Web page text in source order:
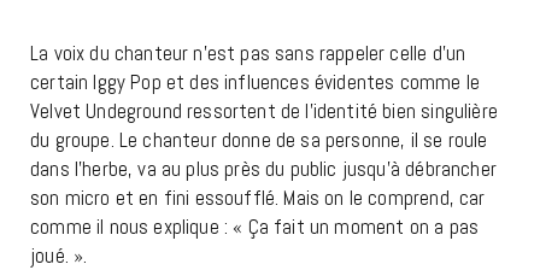
La voix du chanteur n’est pas sans rappeler celle d’un
certain Iggy Pop et des influences évidentes comme le
Velvet Undeground ressortent de l’identité bien singulière
du groupe. Le chanteur donne de sa personne, il se roule
dans l’herbe, va au plus près du public jusqu’à débrancher
son micro et en fini essoufflé. Mais on le comprend, car
comme il nous explique : « Ça fait un moment on a pas
joué. ».